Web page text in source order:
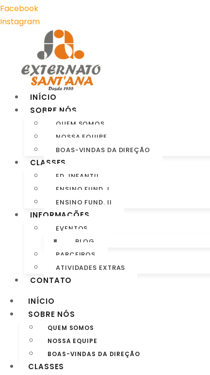
Facebook
Instagram
INÍCIO
SOBRE NÓS
QUEM SOMOS
NOSSA EQUIPE
BOAS-VINDAS DA DIREÇÃO
CLASSES
ED. INFANTIL
ENSINO FUND. I
ENSINO FUND. II
INFORMAÇÕES
EVENTOS
BLOG
PARCEIROS
ATIVIDADES EXTRAS
CONTATO
INÍCIO
SOBRE NÓS
QUEM SOMOS
NOSSA EQUIPE
BOAS-VINDAS DA DIREÇÃO
CLASSES